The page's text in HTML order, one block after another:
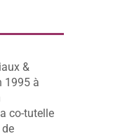
&
1995 à
co-tutelle